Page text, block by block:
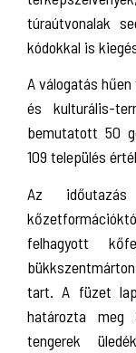
túraútvonalak
kódokkal is
A válogatás
és kulturális-
bemutatott 50
109 település
Az
felhagyott
tart. A füzet
határozta
tengerek